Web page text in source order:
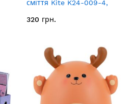
сміття Kite K24-009-4,
320 грн.